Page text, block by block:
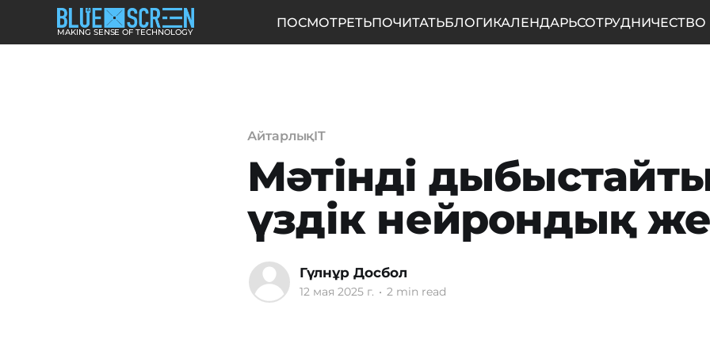
MAKING SENSE OF TECHNOLOGY
ПОСМОТРЕТЬПОЧИТАТЬБЛОГИКАЛЕНДАРЬСОТРУДНИЧЕСТВО
АйтарлықIT
Мәтінді
үздік нейрондық
Гүлнұр Досбол
12 мая 2025 г. • 2 min read